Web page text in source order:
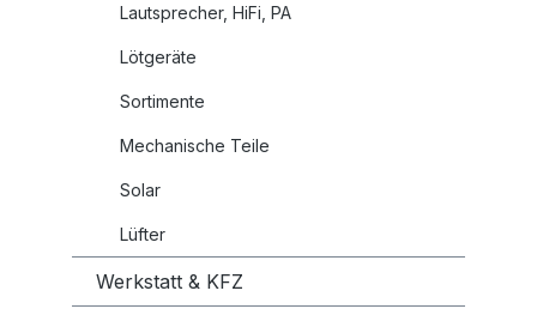
Lautsprecher, HiFi, PA
Lötgeräte
Sortimente
Mechanische Teile
Solar
Lüfter
Werkstatt & KFZ